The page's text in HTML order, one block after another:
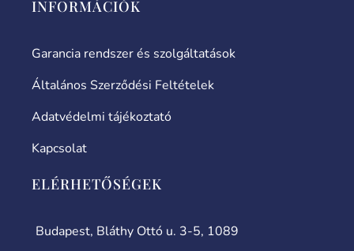
INFORMÁCIÓK
Garancia rendszer és szolgáltatások
Általános Szerződési Feltételek
Adatvédelmi tájékoztató
Kapcsolat
ELÉRHETŐSÉGEK
Budapest, Bláthy Ottó u. 3-5, 1089